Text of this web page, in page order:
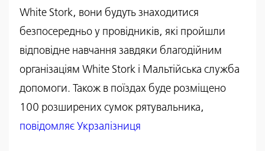
White Stork, вони будуть знаходитися
безпосередньо у провідників, які пройшли
відповідне навчання завдяки благодійним
організаціям White Stork і Мальтійська служба
допомоги. Також в поїздах буде розміщено
100 розширених сумок рятувальника,
повідомляє Укрзалізниця